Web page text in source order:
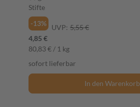
Stifte
-13%
UVP: 5,55 €
4,85 €
80,83 € / 1 kg
sofort lieferbar
In den Warenkorb